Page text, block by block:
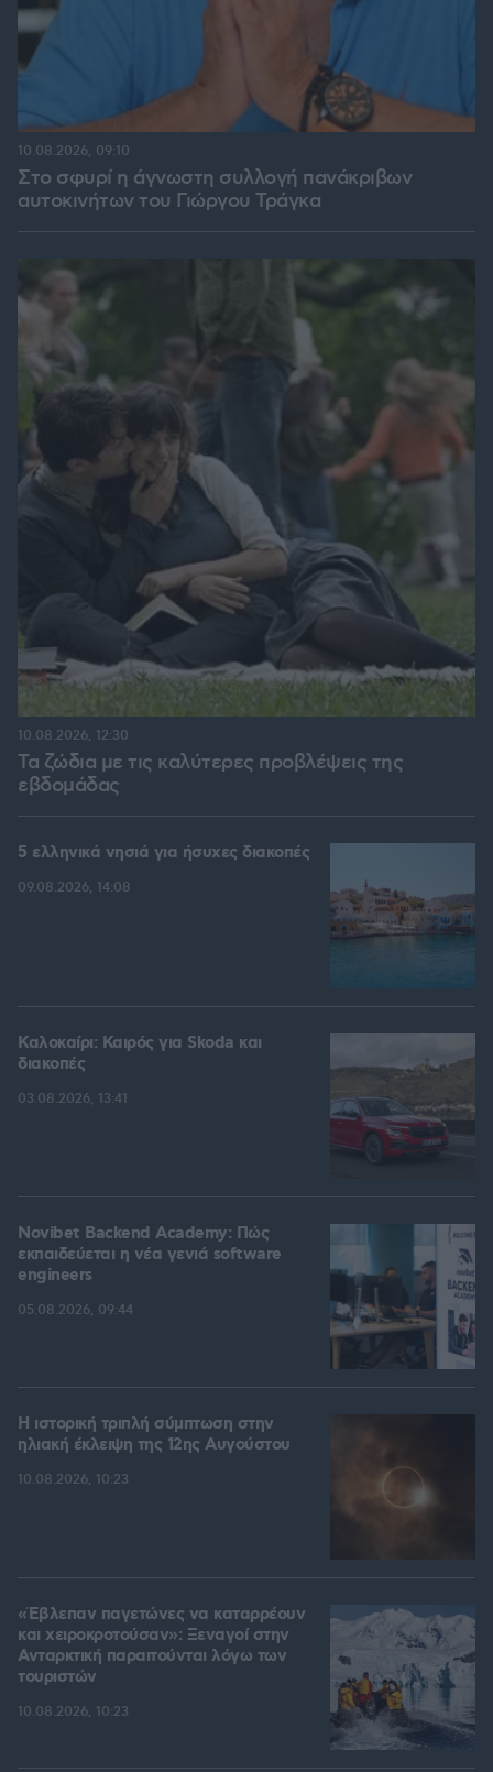
Στο σφυρί η άγνωστη συλλογή πανάκριβων
αυτοκινήτων του Γιώργου Τράγκα
10.08.2026, 09:10
Τα ζώδια με τις καλύτερες προβλέψεις της
εβδομάδας
10.08.2026, 12:30
5 ελληνικά νησιά για ήσυχες διακοπές
09.08.2026, 14:08
Καλοκαίρι: Καιρός για Skoda και
διακοπές
03.08.2026, 13:41
Novibet Backend Academy: Πώς
εκπαιδεύεται η νέα γενιά software
engineers
05.08.2026, 09:44
Η ιστορική τριπλή σύμπτωση στην
ηλιακή έκλειψη της 12ης Αυγούστου
10.08.2026, 10:23
«Έβλεπαν παγετώνες να καταρρέουν
και χειροκροτούσαν»: Ξεναγοί στην
Ανταρκτική παραιτούνται λόγω των
τουριστών
10.08.2026, 10:23